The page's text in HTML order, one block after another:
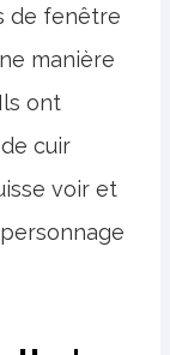
de fenêtre
manière
ont
cuir
voir et